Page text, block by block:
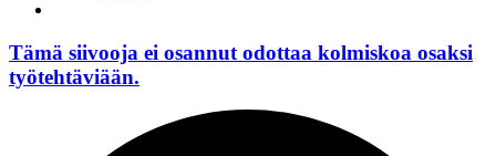
Tämä siivooja ei osannut odottaa kolmiskoa osaksi
työtehtäviään.